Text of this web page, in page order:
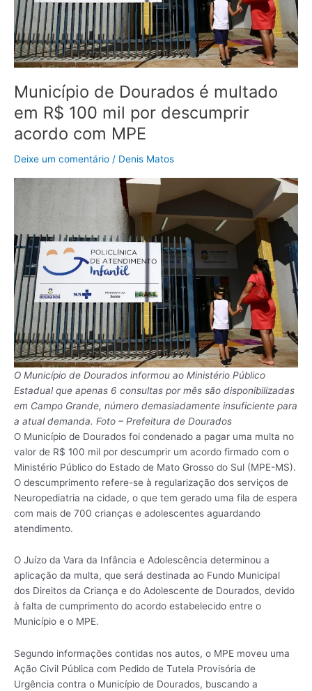
Município de Dourados é multado
em R$ 100 mil por descumprir
acordo com MPE
Deixe um comentário / Denis Matos
O Município de Dourados informou ao Ministério Público
Estadual que apenas 6 consultas por mês são disponibilizadas
em Campo Grande, número demasiadamente insuficiente para
a atual demanda. Foto – Prefeitura de Dourados
O Município de Dourados foi condenado a pagar uma multa no
valor de R$ 100 mil por descumprir um acordo firmado com o
Ministério Público do Estado de Mato Grosso do Sul (MPE-MS).
O descumprimento refere-se à regularização dos serviços de
Neuropediatria na cidade, o que tem gerado uma fila de espera
com mais de 700 crianças e adolescentes aguardando
atendimento.
O Juízo da Vara da Infância e Adolescência determinou a
aplicação da multa, que será destinada ao Fundo Municipal
dos Direitos da Criança e do Adolescente de Dourados, devido
à falta de cumprimento do acordo estabelecido entre o
Município e o MPE.
Segundo informações contidas nos autos, o MPE moveu uma
Ação Civil Pública com Pedido de Tutela Provisória de
Urgência contra o Município de Dourados, buscando a
mil
por
descumprir
acordo
com
MPE